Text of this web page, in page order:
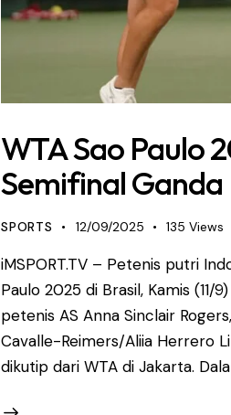
WTA Sao Paulo
Semifinal Ganda
SPORTS 12/09/2025 135 Views
iMSPORT.TV – Petenis putri
Paulo 2025 di Brasil, Kamis
petenis AS Anna Sinclair
Cavalle-Reimers/Aliia Herrero
dikutip dari WTA di Jakarta.